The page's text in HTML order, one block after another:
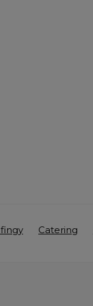
Catering